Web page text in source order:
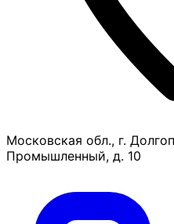
Московская обл., г.
Промышленный, д. 10